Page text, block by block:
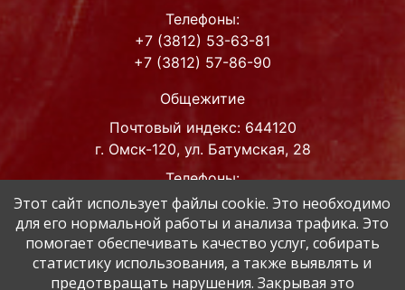
Телефоны:
+7 (3812) 53-63-81
+7 (3812) 57-86-90
Общежитие
Почтовый индекс: 644120
г. Омск-120, ул. Батумская, 28
Телефоны:
+7 (3812) 42-63-93
Адрес эл. почты
post@muzped.omskportal.ru
muzped@inbox.ru
Этот сайт использует файлы cookie. Это необходимо
для его нормальной работы и анализа трафика. Это
помогает обеспечивать качество услуг, собирать
статистику использования, а также выявлять и
предотвращать нарушения. Закрывая это